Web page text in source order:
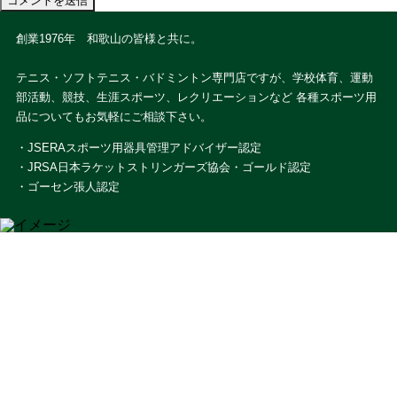
創業1976年 和歌山の皆様と共に。
テニス・ソフトテニス・バドミントン専門店ですが、学校体育、運動
部活動、競技、生涯スポーツ、レクリエーションなど 各種スポーツ用
品についてもお気軽にご相談下さい。
・JSERAスポーツ用器具管理アドバイザー認定
・JRSA日本ラケットストリンガーズ協会・ゴールド認定
・ゴーセン張人認定